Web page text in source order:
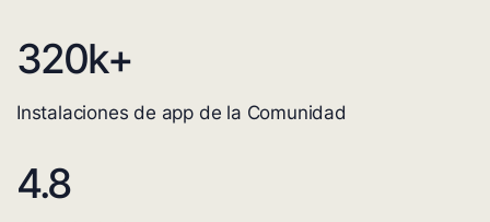
320k+
Instalaciones de app de la Comunidad
4.8